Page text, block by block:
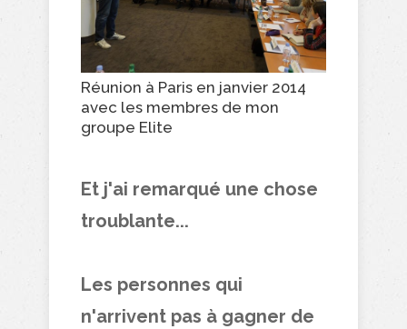
Réunion à Paris en janvier 2014
avec les membres de mon
groupe Elite
Et j'ai remarqué une chose
troublante...
Les personnes qui
n'arrivent pas à gagner de